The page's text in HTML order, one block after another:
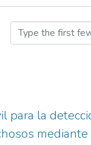
para la
mediante